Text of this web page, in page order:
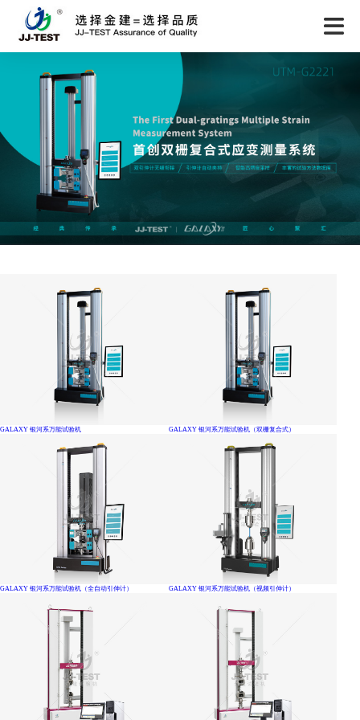
GALAXY 银河系万能试验机 GALAXY 银河系万能试验机（双栅复合式）
GALAXY 银河系万能试验机（全自动引伸计） GALAXY 银河系万能试验机（视频引伸计）